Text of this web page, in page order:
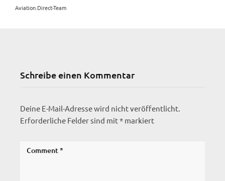
Aviation.Direct-Team
Schreibe einen Kommentar
Deine E-Mail-Adresse wird nicht veröffentlicht.
Erforderliche Felder sind mit* markiert